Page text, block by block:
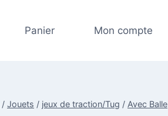
Panier Mon compte
/ Jouets / jeux de traction/Tug / Avec Balle